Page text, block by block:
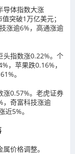
导体指数大涨
突破1万亿美元；
涨逾6%，高通涨逾
头指数涨0.22%。个
，苹果跌0.16%，
。
涨0.57%。老虎证券
，奇富科技涨逾
5%。
价格调整。